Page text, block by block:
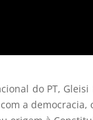
do PT,
a democracia,